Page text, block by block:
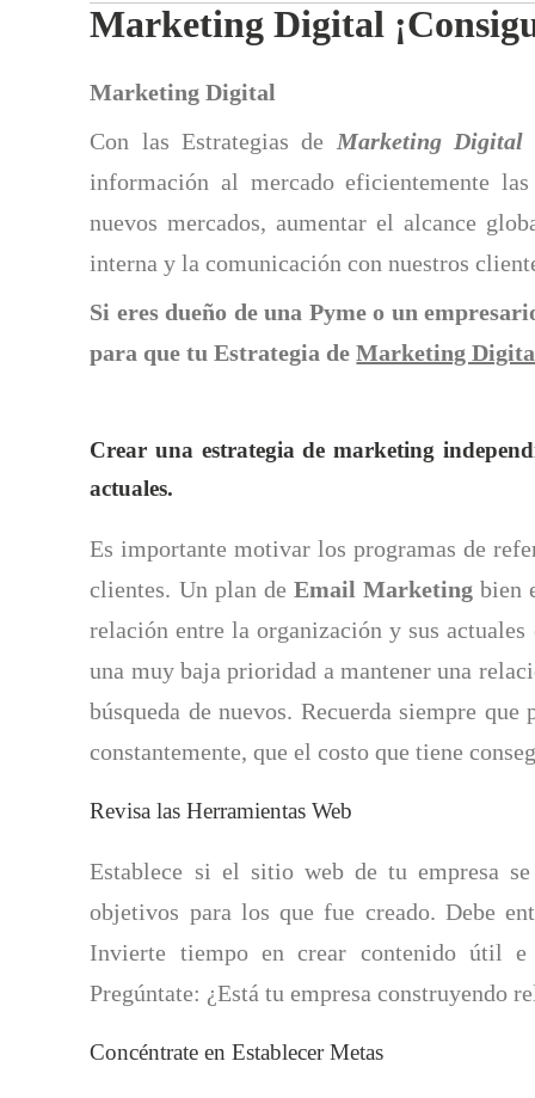
Marketing Digital
Marketing Digital
Con las Estrategias de Marketing Digital
información al mercado eficientemente
nuevos mercados, aumentar el alcance
interna y la comunicación con nuestros
Si eres dueño de una Pyme o un
para que tu Estrategia deMarketing
Crear una estrategia de marketing
actuales.
Es importante motivar los programas de
clientes. Un plan deEmail Marketing bien
relación entre la organización y sus
una muy baja prioridad a mantener una
búsqueda de nuevos. Recuerda siempre
constantemente, que el costo que tiene
Revisa las Herramientas Web
Establece si el sitio web de tu empresa
objetivos para los que fue creado. Debe
Invierte tiempo en crear contenido útil e
Pregúntate: ¿Está tu empresa construyendo
Concéntrate en Establecer Metas